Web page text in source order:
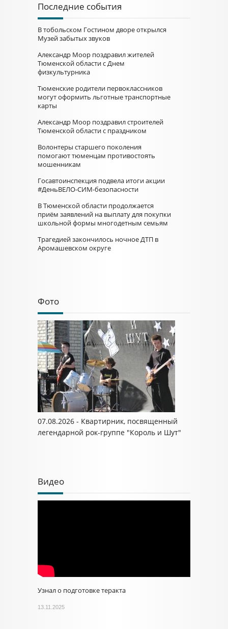
Последние события
В тобольском Гостином дворе открылся
Музей забытых звуков
Александр Моор поздравил жителей
Тюменской области с Днем
физкультурника
Тюменские родители первоклассников
могут оформить льготные транспортные
карты
Александр Моор поздравил строителей
Тюменской области с праздником
Волонтеры старшего поколения
помогают тюменцам противостоять
мошенникам
Госавтоинспекция подвела итоги акции
#ДеньВЕЛО-СИМ-безопасности
В Тюменской области продолжается
приём заявлений на выплату для покупки
школьной формы многодетным семьям
Трагедией закончилось ночное ДТП в
Аромашевском округе
Фото
07.08.2026 - Квартирник, посвященный
легендарной рок-группе "Король и Шут"
Видео
Узнал о подготовке теракта
13.11.2025